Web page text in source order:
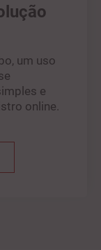
um uso
e
online.